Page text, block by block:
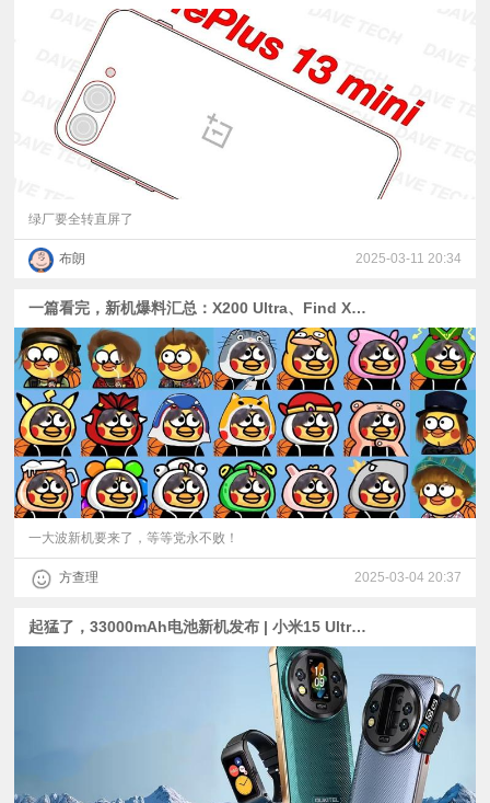
绿厂要全转直屏了
布朗 2025-03-11 20:34
一篇看完，新机爆料汇总：X200 Ultra、Find X8 Ultra、K80至尊版、iQOO Z10系列机海降临
一大波新机要来了，等等党永不败！
方查理 2025-03-04 20:37
起猛了，33000mAh电池新机发布 | 小米15 Ultra、Find X8 Ultra、华为Pura80 Ultra多机爆料